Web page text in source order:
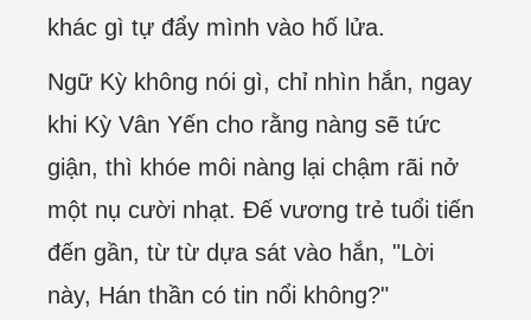
khác gì tự đẩy mình vào hố lửa.
Ngữ Kỳ không nói gì, chỉ nhìn hắn, ngay
khi Kỳ Vân Yến cho rằng nàng sẽ tức
giận, thì khóe môi nàng lại chậm rãi nở
một nụ cười nhạt. Đế vương trẻ tuổi tiến
đến gần, từ từ dựa sát vào hắn, "Lời
này, Hán thần có tin nổi không?"